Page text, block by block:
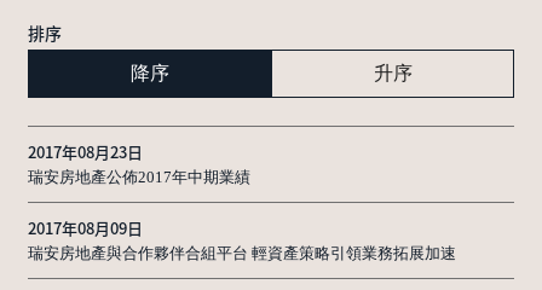
排序
降序 升序
2017年08月23日
瑞安房地產公佈2017年中期業績
2017年08月09日
瑞安房地產與合作夥伴合組平台 輕資產策略引領業務拓展加速